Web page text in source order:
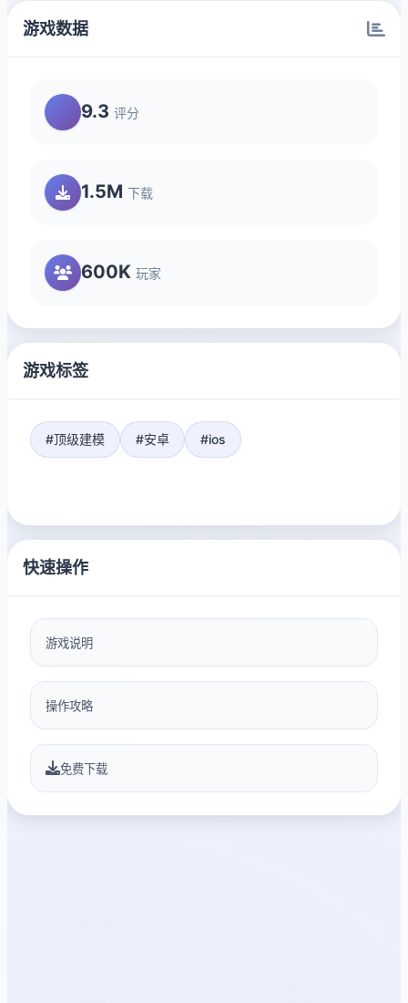
游戏数据
9.3 评分
1.5M 下载
600K 玩家
游戏标签
#顶级建模 #安卓 #ios
快速操作
游戏说明
操作攻略
免费下载